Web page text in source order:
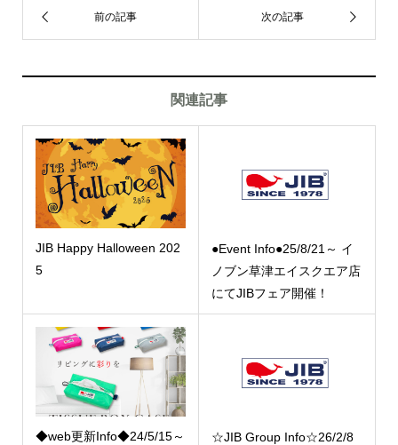
関連記事
JIB Happy Halloween 202
5
●Event Info●25/8/21～ イ
ノブン草津エイスクエア店
にてJIBフェア開催！
◆web更新Info◆24/5/15～
☆JIB Group Info☆26/2/8